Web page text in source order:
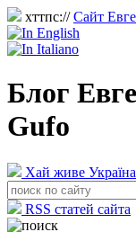
хттпс://Сайт
Блог
Gufo
Хай живе
RSS статей сайта